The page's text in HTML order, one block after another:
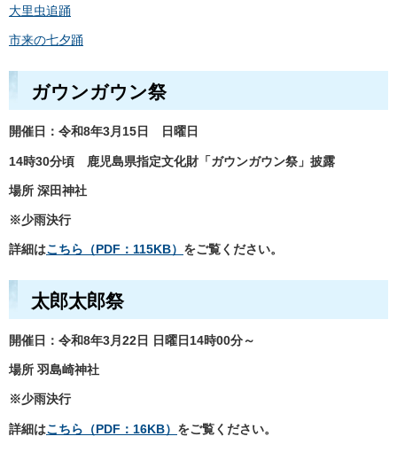
大里虫追踊
市来の七夕踊
ガウンガウン祭
開催日 ：令和8年3月15日 日曜日
14時30分頃 鹿児島県指定文化財「ガウンガウン祭」披露
場所 深田神社
※少雨決行
詳細はこちら（PDF：115KB） をご覧ください。
太郎太郎祭
開催日 ：令和8年3月22日 日曜日14時00分～
場所 羽島崎神社
※少雨決行
詳細はこちら（PDF：16KB） をご覧ください。